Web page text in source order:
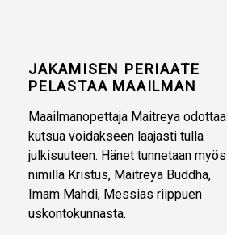
JAKAMISEN PERIAATE
PELASTAA MAAILMAN
Maailmanopettaja Maitreya odottaa
kutsua voidakseen laajasti tulla
julkisuuteen. Hänet tunnetaan myös
nimillä Kristus, Maitreya Buddha,
Imam Mahdi, Messias riippuen
uskontokunnasta.